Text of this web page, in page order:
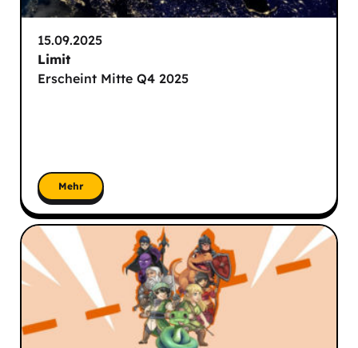
15.09.2025
Limit
Erscheint Mitte Q4 2025
Mehr